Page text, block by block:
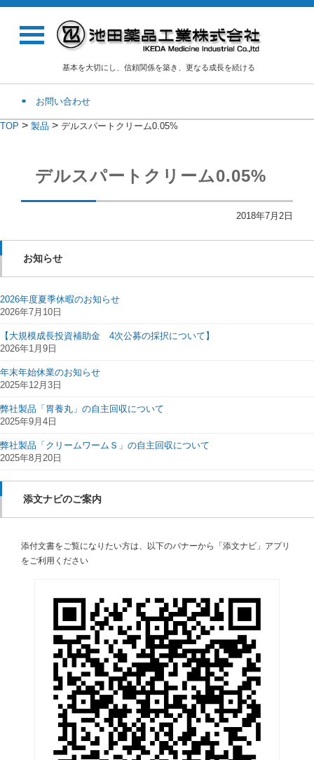
基本を大切にし、信頼関係を築き、更なる成長を続ける
お問い合わせ
TOP > 製品 > デルスパートクリーム0.05%
デルスパートクリーム0.05%
2018年7月2日
お知らせ
2026年度夏季休暇のお知らせ
2026年7月10日
【大規模成長投資補助金 4次公募の採択について】
2026年1月9日
年末年始休業のお知らせ
2025年12月3日
弊社製品「胃養丸」の自主回収について
2025年9月4日
弊社製品「クリームワームＳ」の自主回収について
2025年8月20日
添文ナビのご案内
添付文書をご覧になりたい方は、以下のバナーから「添文ナビ」アプリ
をご利用ください